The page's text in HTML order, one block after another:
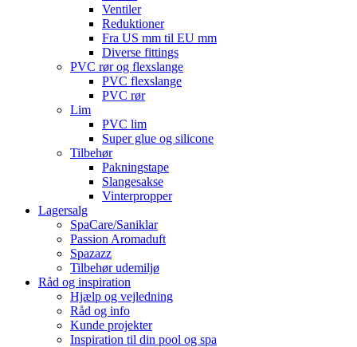
Ventiler
Reduktioner
Fra US mm til EU mm
Diverse fittings
PVC rør og flexslange
PVC flexslange
PVC rør
Lim
PVC lim
Super glue og silicone
Tilbehør
Pakningstape
Slangesakse
Vinterpropper
Lagersalg
SpaCare/Saniklar
Passion Aromaduft
Spazazz
Tilbehør udemiljø
Råd og inspiration
Hjælp og vejledning
Råd og info
Kunde projekter
Inspiration til din pool og spa